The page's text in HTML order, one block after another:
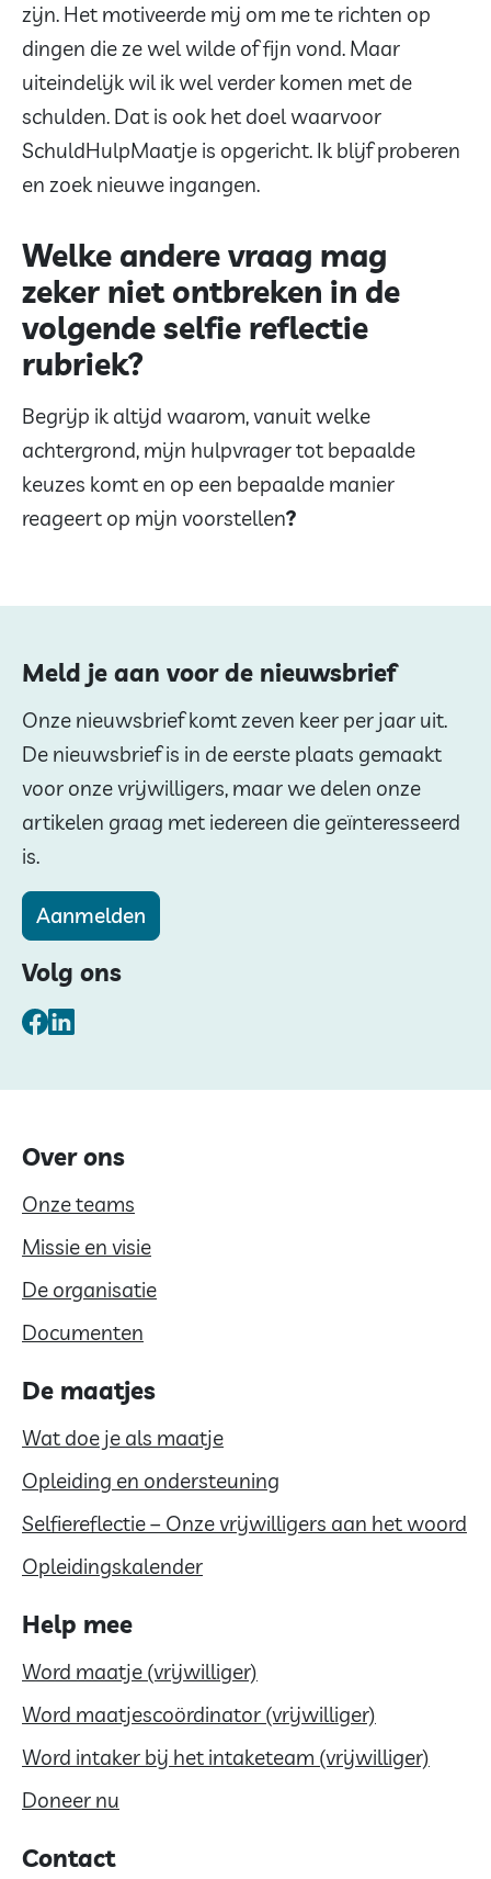
zijn. Het motiveerde mij om me te richten op
dingen die ze wel wilde of fijn vond. Maar
uiteindelijk wil ik wel verder komen met de
schulden. Dat is ook het doel waarvoor
SchuldHulpMaatje is opgericht. Ik blijf proberen
en zoek nieuwe ingangen.
Welke andere vraag mag
zeker niet ontbreken in de
volgende selfie reflectie
rubriek?
Begrijp ik altijd waarom, vanuit welke
achtergrond, mijn hulpvrager tot bepaalde
keuzes komt en op een bepaalde manier
reageert op mijn voorstellen?
Meld je aan voor de nieuwsbrief
Onze nieuwsbrief komt zeven keer per jaar uit.
De nieuwsbrief is in de eerste plaats gemaakt
voor onze vrijwilligers, maar we delen onze
artikelen graag met iedereen die geïnteresseerd
is.
Aanmelden
Volg ons
Facebook
LinkedIn
Over ons
Onze teams
Missie en visie
De organisatie
Documenten
De maatjes
Wat doe je als maatje
Opleiding en ondersteuning
Selfiereflectie – Onze vrijwilligers aan het woord
Opleidingskalender
Help mee
Word maatje (vrijwilliger)
Word maatjescoördinator (vrijwilliger)
Word intaker bij het intaketeam (vrijwilliger)
Doneer nu
Contact